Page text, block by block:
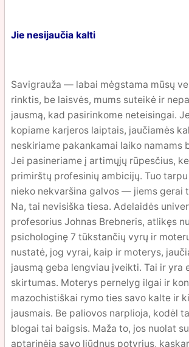
Jie nesijaučia kalti
Savigrauža — labai mėgstama mūsų
rinktis, be laisvės, mums suteikė ir
jausmą, kad pasirinkome neteisingai.
kopiame karjeros laiptais, jaučiamės
neskiriame pakankamai laiko namams
Jei pasineriame į artimųjų rūpesčius,
primirštų profesinių ambicijų. Tuo
nieko nekvaršina galvos — jiems gerai
Na, tai nevisiška tiesa. Adelaidės
profesorius Johnas Brebneris, atlikęs
psichologinę 7 tūkstančių vyrų ir
nustatė, jog vyrai, kaip ir moterys,
jausmą geba lengviau įveikti. Tai ir yra
skirtumas. Moterys pernelyg ilgai ir
mazochistiškai rymo ties savo kalte ir
jausmais. Be paliovos narplioja, kodėl
blogai tai baigsis. Maža to, jos nuolat
aptarinėja savo liūdnus potyrius,